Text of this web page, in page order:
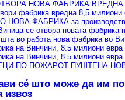
сé што може да им
извоз